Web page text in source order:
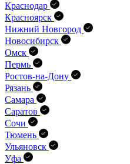
Краснодар
Красноярск
Нижний Новгород
Новосибирск
Омск
Пермь
Ростов-на-Дону
Рязань
Самара
Саратов
Сочи
Тюмень
Ульяновск
Уфа